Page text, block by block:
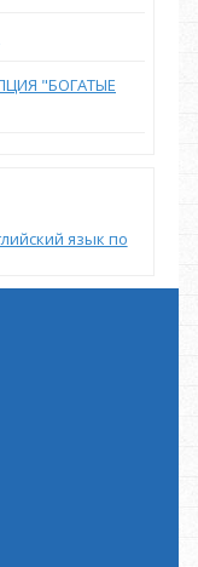
"БОГАТЫЕ
язык по